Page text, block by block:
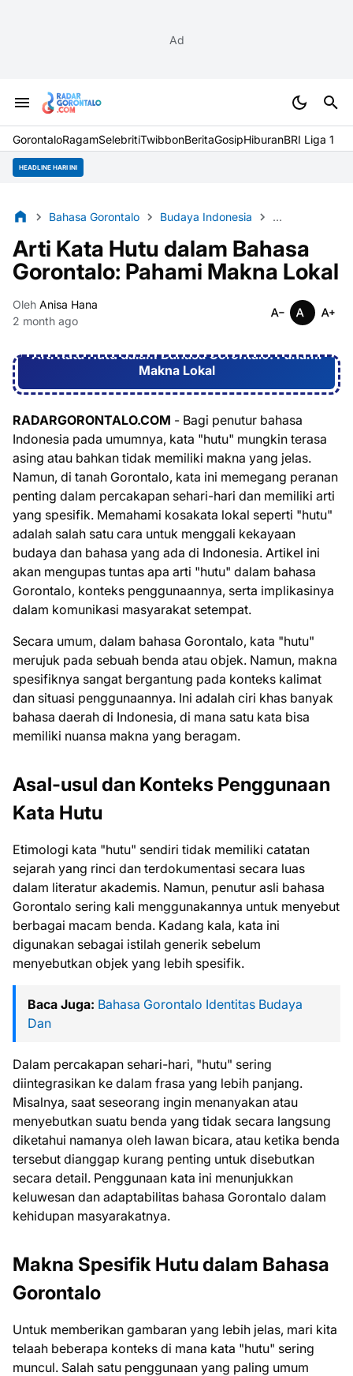
Ad
GorontaloRagamSelebritiTwibbonBeritaGosipHiburanBRI Liga 1
HEADLINE HARI INI
Bahasa Gorontalo Budaya Indonesia Etimologi
Arti Kata Hutu dalam Bahasa
Gorontalo: Pahami Makna Lokal
Oleh Anisa Hana
2 month ago
Arti Kata Hutu dalam Bahasa Gorontalo: Pahami
Makna Lokal
RADARGORONTALO.COM - Bagi penutur bahasa
Indonesia pada umumnya, kata "hutu" mungkin terasa
asing atau bahkan tidak memiliki makna yang jelas.
Namun, di tanah Gorontalo, kata ini memegang peranan
penting dalam percakapan sehari-hari dan memiliki arti
yang spesifik. Memahami kosakata lokal seperti "hutu"
adalah salah satu cara untuk menggali kekayaan
budaya dan bahasa yang ada di Indonesia. Artikel ini
akan mengupas tuntas apa arti "hutu" dalam bahasa
Gorontalo, konteks penggunaannya, serta implikasinya
dalam komunikasi masyarakat setempat.
Secara umum, dalam bahasa Gorontalo, kata "hutu"
merujuk pada sebuah benda atau objek. Namun, makna
spesifiknya sangat bergantung pada konteks kalimat
dan situasi penggunaannya. Ini adalah ciri khas banyak
bahasa daerah di Indonesia, di mana satu kata bisa
memiliki nuansa makna yang beragam.
Asal-usul dan Konteks Penggunaan
Kata Hutu
Etimologi kata "hutu" sendiri tidak memiliki catatan
sejarah yang rinci dan terdokumentasi secara luas
dalam literatur akademis. Namun, penutur asli bahasa
Gorontalo sering kali menggunakannya untuk menyebut
berbagai macam benda. Kadang kala, kata ini
digunakan sebagai istilah generik sebelum
menyebutkan objek yang lebih spesifik.
Baca Juga: Bahasa Gorontalo Identitas Budaya
Dan
Dalam percakapan sehari-hari, "hutu" sering
diintegrasikan ke dalam frasa yang lebih panjang.
Misalnya, saat seseorang ingin menanyakan atau
menyebutkan suatu benda yang tidak secara langsung
diketahui namanya oleh lawan bicara, atau ketika benda
tersebut dianggap kurang penting untuk disebutkan
secara detail. Penggunaan kata ini menunjukkan
keluwesan dan adaptabilitas bahasa Gorontalo dalam
kehidupan masyarakatnya.
Makna Spesifik Hutu dalam Bahasa
Gorontalo
Untuk memberikan gambaran yang lebih jelas, mari kita
telaah beberapa konteks di mana kata "hutu" sering
muncul. Salah satu penggunaan yang paling umum